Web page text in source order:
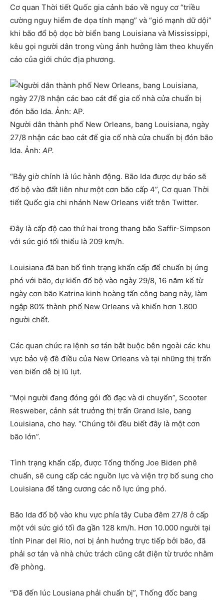
Cơ quan Thời tiết Quốc gia cảnh báo về nguy cơ “triều
cường nguy hiểm đe dọa tính mạng” và “gió mạnh dữ dội”
khi bão đổ bộ dọc bờ biển bang Louisiana và Mississippi,
kêu gọi người dân trong vùng ảnh hưởng làm theo khuyến
cáo của giới chức địa phương.
Người dân thành phố New Orleans, bang Louisiana, ngày
27/8 nhận các bao cát để gia cố nhà cửa chuẩn bị đón bão
Ida. Ảnh: AP.
“Bây giờ chính là lúc hành động. Bão Ida được dự báo sẽ
đổ bộ vào đất liên như một cơn bão cấp 4”, Cơ quan Thời
tiết Quốc gia chi nhánh New Orleans viết trên Twitter.
Đây là cấp độ cao thứ hai trong thang bão Saffir-Simpson
với sức gió tối thiểu là 209 km/h.
Louisiana đã ban bố tình trạng khẩn cấp để chuẩn bị ứng
phó với bão, dự kiến đổ bộ vào ngày 29/8, 16 năm kể từ
ngày cơn bão Katrina kinh hoàng tấn công bang này, làm
ngập 80% thành phố New Orleans và khiến hơn 1.800
người chết.
Các quan chức ra lệnh sơ tán bắt buộc bên ngoài các khu
vực bảo vệ đê điều của New Orleans và tại những thị trấn
ven biển dễ bị lũ lụt.
“Mọi người đang đóng gói đồ đạc và di chuyển”, Scooter
Resweber, cảnh sát trưởng thị trấn Grand Isle, bang
Louisiana, cho hay. “Chúng tôi đều biết đây là một cơn
bão lớn”.
Tình trạng khẩn cấp, được Tổng thống Joe Biden phê
chuẩn, sẽ cung cấp các nguồn lực và viện trợ bổ sung cho
Louisiana để tăng cương các nỗ lực ứng phó.
Bão Ida đổ bộ vào khu vực phía tây Cuba đêm 27/8 ở cấp
một với sức gió tối đa gần 128 km/h. Hơn 10.000 người tại
tỉnh Pinar del Rio, nơi bị ảnh hưởng trực tiếp bởi bão, đã
phải sơ tán và nhà chức trách cũng cắt điện từ trước nhằm
đề phòng.
“Đã đến lúc Lousiana phải chuẩn bị”, Thống đốc bang